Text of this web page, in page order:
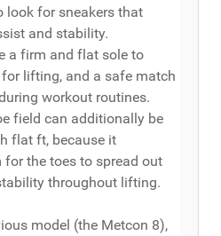
look for sneakers that
and stability.
a firm and flat sole to
lifting, and a safe match
workout routines.
field can additionally be
flat ft, because it
the toes to spread out
throughout lifting.
model (the Metcon 8),